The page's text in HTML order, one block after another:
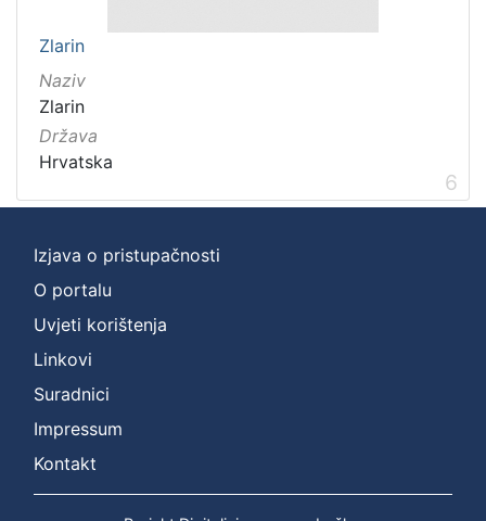
Zlarin
Naziv
Zlarin
Država
Hrvatska
6
Izjava o pristupačnosti
O portalu
Uvjeti korištenja
Linkovi
Suradnici
Impressum
Kontakt